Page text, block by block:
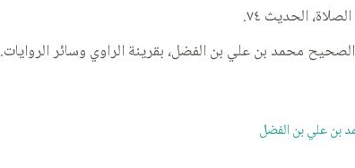
محمد بن علي بن الفضل، بقرينة الراوي وسائر الروايات.
بن علي بن الفضل